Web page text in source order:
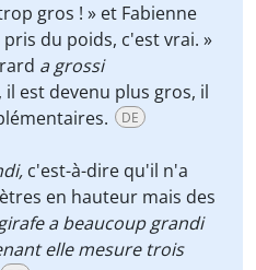
gros ! » et Fabienne
du poids, c'est vrai. »
a grossi
, il est devenu plus gros, il
DE
c'est-à-dire qu'il n'a
en hauteur mais des
a beaucoup grandi
elle mesure trois